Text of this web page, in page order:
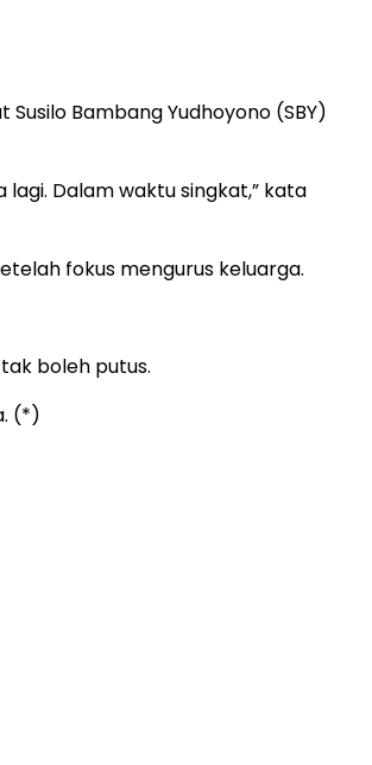
Bambang Yudhoyono (SBY)
Dalam waktu singkat,” kata
fokus mengurus keluarga.
boleh putus.
(*)